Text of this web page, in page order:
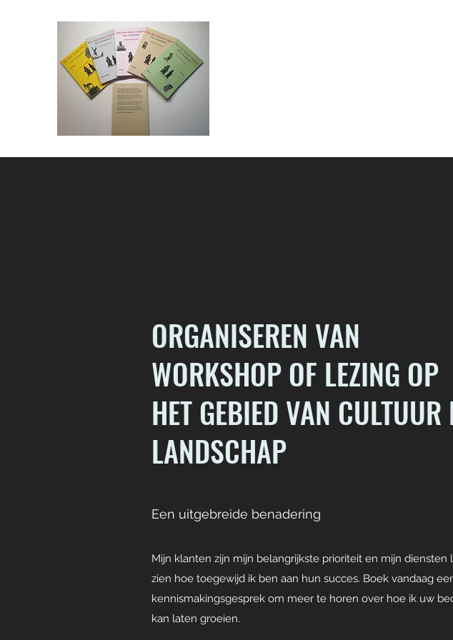
ORGANISEREN VAN
WORKSHOP OF LEZING OP
HET GEBIED VAN CULTUUR
LANDSCHAP
Een uitgebreide benadering
Mijn klanten zijn mijn belangrijkste prioriteit en mijn diensten
zien hoe toegewijd ik ben aan hun succes. Boek vandaag
kennismakingsgesprek om meer te horen over hoe ik uw
kan laten groeien.